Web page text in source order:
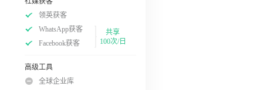
领英获客
WhatsApp获客
Facebook获客
共享
100次/日
高级工具
全球企业库